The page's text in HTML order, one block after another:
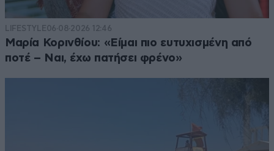
LIFESTYLE06·08·2026 12:46
Μαρία Κορινθίου: «Είμαι πιο ευτυχισμένη από
ποτέ – Ναι, έχω πατήσει φρένο»